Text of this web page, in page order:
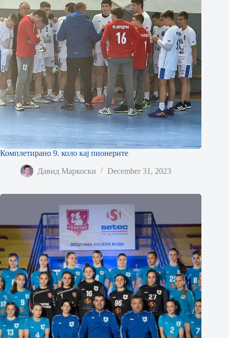
Комплетирано 9. коло кај пионерите
Давид Маркоски December 31, 2023